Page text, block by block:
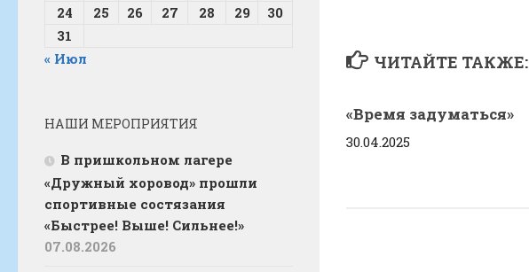
ЧИТАЙТЕ ТАКЖЕ:
«Время задуматься»
30.04.2025
24
25 26 27 28 29
30
31
« Июл
НАШИ МЕРОПРИЯТИЯ
В пришкольном лагере
«Дружный хоровод» прошли
спортивные состязания
«Быстрее! Выше! Сильнее!»
07.08.2026